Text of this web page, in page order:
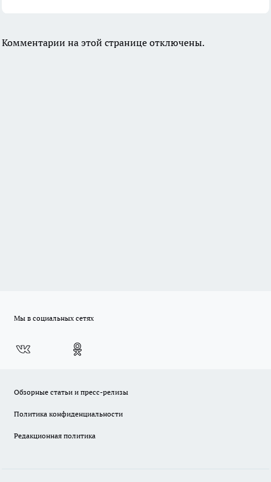
Комментарии на этой странице отключены.
Мы в социальных сетях
Обзорные статьи и пресс-релизы
Политика конфиденциальности
Редакционная политика